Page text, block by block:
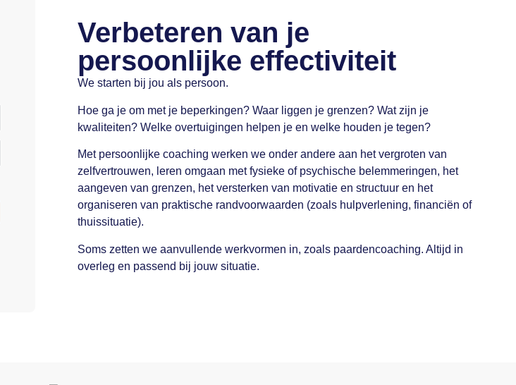
Verbeteren van je
persoonlijke effectiviteit
We starten bij jou als persoon.
Hoe ga je om met je beperkingen? Waar liggen je grenzen? Wat zijn je
kwaliteiten? Welke overtuigingen helpen je en welke houden je tegen?
Met persoonlijke coaching werken we onder andere aan het vergroten van
zelfvertrouwen, leren omgaan met fysieke of psychische belemmeringen, het
aangeven van grenzen, het versterken van motivatie en structuur en het
organiseren van praktische randvoorwaarden (zoals hulpverlening, financiën of
thuissituatie).
Soms zetten we aanvullende werkvormen in, zoals paardencoaching. Altijd in
overleg en passend bij jouw situatie.